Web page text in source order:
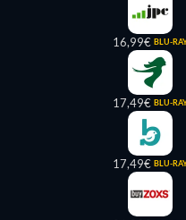
16,99€ BLU-
17,49€ BLU-
17,49€ BLU-